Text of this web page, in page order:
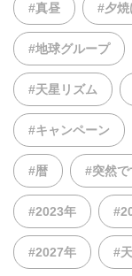
#真昼 #夕焼
#地球グループ
#天星リズム
#キャンペーン
#暦 #突然で
#2023年
#2027年 #